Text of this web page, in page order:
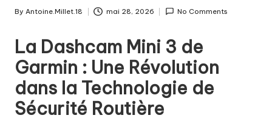
Posted
By Antoine.Millet.18 mai 28, 2026 No Comments
La Dashcam Mini 3 de
Garmin : Une Révolution
dans la Technologie de
Sécurité Routière